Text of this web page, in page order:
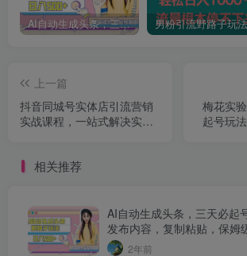
AI自动生成头条，三天必起号，三分钟轻松发布内容，复制粘贴，保姆级教…
上一篇
抖音同城号实体店引流营销
实战课程，一站式解决实体
梅花实
起号玩
相关推荐
AI自动生成头条，三天必起
发布内容，复制粘贴，保
2年前